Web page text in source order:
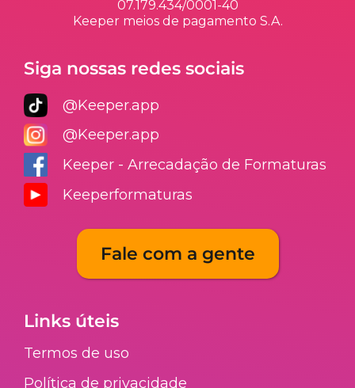
07.179.434/0001-40
Keeper meios de pagamento S.A.
Siga nossas redes sociais
@Keeper.app
@Keeper.app
Keeper - Arrecadação de Formaturas
Keeperformaturas
Fale com a gente
Links úteis
Termos de uso
Política de privacidade